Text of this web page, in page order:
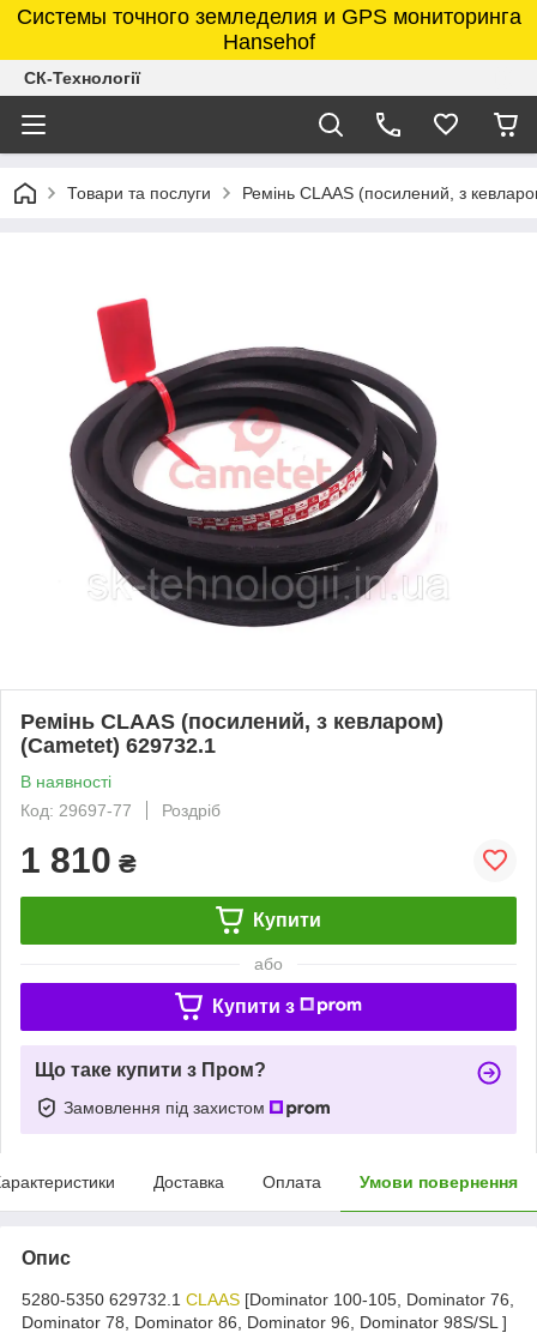
Системы точного земледелия и GPS мониторинга
Hansehof
СК-Технології
Товари та послуги Ремінь CLAAS (посилений, з
Ремінь CLAAS (посилений, з кевларом)
(Cametet) 629732.1
В наявності
Код: 29697-77
Роздріб
1 810 ₴
Купити
або
Купити з
Що таке купити з Пром?
Замовлення під захистом
Доставка Оплата Умови повернення
Опис
5280-5350 629732.1 CLAAS [Dominator 100-105, Dominator 76,
Dominator 78, Dominator 86, Dominator 96, Dominator 98S/SL ]